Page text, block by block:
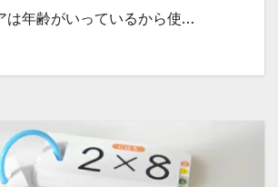
は年齢がいっているから使…